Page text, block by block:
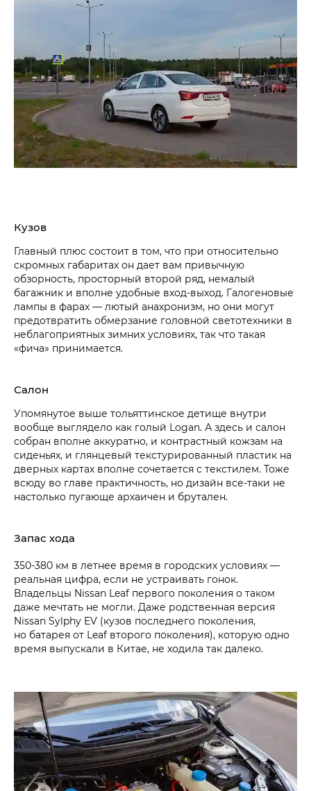
Кузов
Главный плюс состоит в том, что при относительно
скромных габаритах он дает вам привычную
обзорность, просторный второй ряд, немалый
багажник и вполне удобные вход-выход. Галогеновые
лампы в фарах — лютый анахронизм, но они могут
предотвратить обмерзание головной светотехники в
неблагоприятных зимних условиях, так что такая
«фича» принимается.
Салон
Упомянутое выше тольяттинское детище внутри
вообще выглядело как голый Logan. А здесь и салон
собран вполне аккуратно, и контрастный кожзам на
сиденьях, и глянцевый текстурированный пластик на
дверных картах вполне сочетается с текстилем. Тоже
всюду во главе практичность, но дизайн все-таки не
настолько пугающе архаичен и брутален.
Запас хода
350-380 км в летнее время в городских условиях —
реальная цифра, если не устраивать гонок.
Владельцы Nissan Leaf первого поколения о таком
даже мечтать не могли. Даже родственная версия
Nissan Sylphy EV (кузов последнего поколения,
но батарея от Leaf второго поколения), которую одно
время выпускали в Китае, не ходила так далеко.